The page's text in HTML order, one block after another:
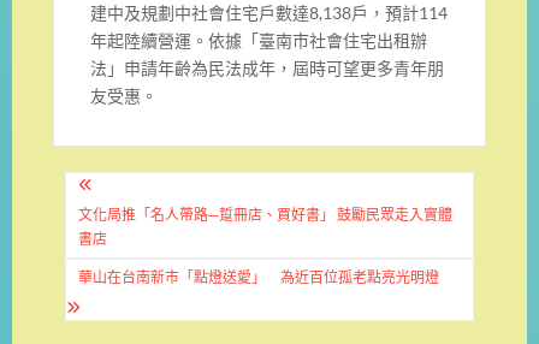
建中及規劃中社會住宅戶數達8,138戶，預計114
年起陸續營運。依據「臺南市社會住宅出租辦
法」申請年齡為民法成年，屆時可望更多青年朋
友受惠。
文
章
導
覽
文化局推「名人帶路─踅冊店、買好書」 鼓勵民眾走入實體
書店
華山在台南新市「點燈送愛」 為近百位孤老點亮光明燈